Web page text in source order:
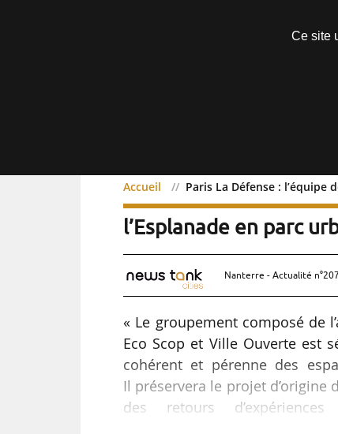
Accueil Paris La Défense : l’équipe
Paris La Défense :
l’Esplanade en parc
Nanterre - Actualité
« Le groupement composé de
Eco Scop et Ville Ouverte est
cohérent et pérenne des
Il préservera le projet d’origine
des retours
Ce site